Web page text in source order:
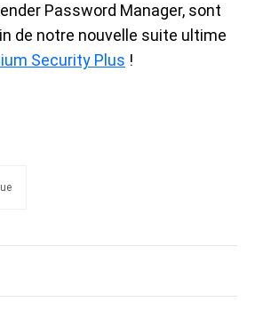
Password Manager, sont
de notre nouvelle suite ultime
Security Plus !